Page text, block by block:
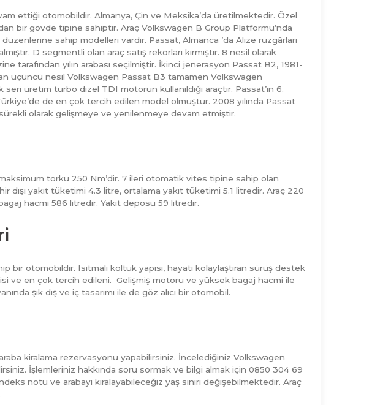
ettiği otomobildir. Almanya, Çin ve Meksika’da üretilmektedir. Özel
bir gövde tipine sahiptir. Araç Volkswagen B Group Platformu’nda
sahip modelleri vardır. Passat, Almanca ’da Alize rüzgârları
D segmentli olan araç satış rekorları kırmıştır. 8 nesil olarak
tarafından yılın arabası seçilmiştir. İkinci jenerasyon Passat B2, 1981-
üçüncü nesil Volkswagen Passat B3 tamamen Volkswagen
üretim turbo dizel TDI motorun kullanıldığı araçtır. Passat’ın 6.
de en çok tercih edilen model olmuştur. 2008 yılında Passat
olarak gelişmeye ve yenilenmeye devam etmiştir.
torku 250 Nm’dir. 7 ileri otomatik vites tipine sahip olan
dışı yakıt tüketimi 4.3 litre, ortalama yakıt tüketimi 5.1 litredir. Araç 220
hacmi 586 litredir. Yakıt deposu 59 litredir.
otomobildir. Isıtmalı koltuk yapısı, hayatı kolaylaştıran sürüş destek
ve en çok tercih edileni. Gelişmiş motoru ve yüksek bagaj hacmi ile
şık dış ve iç tasarımı ile de göz alıcı bir otomobil.
kiralama rezervasyonu yapabilirsiniz. İncelediğiniz Volkswagen
İşlemleriniz hakkında soru sormak ve bilgi almak için 0850 304 69
notu ve arabayı kiralayabileceğiz yaş sınırı değişebilmektedir. Araç